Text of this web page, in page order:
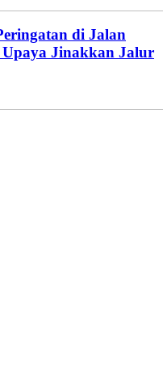
di Jalan
Jinakkan Jalur